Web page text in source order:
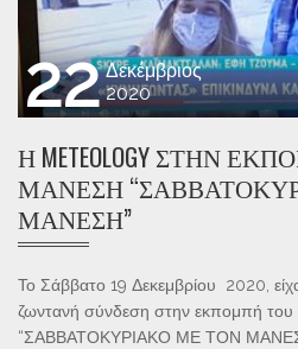
22 Δεκέμβριος
2020
Η METEOLOGY ΣΤΗΝ
ΜΆΝΕΣΗ
ΜΑΝΕΣΗ”
Το Σάββατο 19 Δεκεμβρίου 2020,
ζωντανή σύνδεση στην εκπομπή του
“ΣΑΒΒΑΤΟΚΥΡΙΑΚΟ ΜΕ ΤΟΝ